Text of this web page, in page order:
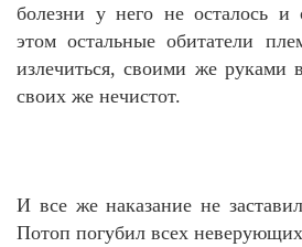
болезни у него не осталось и
этом остальные обитатели
излечиться, своими же руками
своих же нечистот.
И все же наказание не
Потоп погубил всех